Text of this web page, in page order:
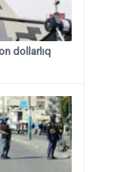
dollarlıq